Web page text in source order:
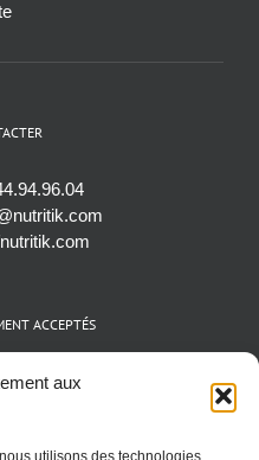
aux
utilisons des technologies
ACCEPTÉS
(EUR)
et AMEX)